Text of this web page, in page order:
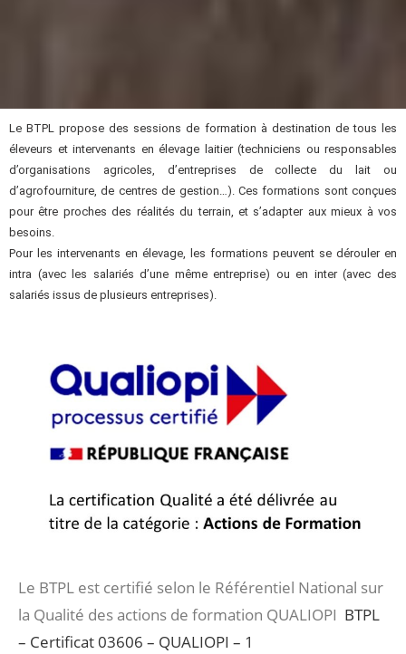
Le BTPL propose des sessions de formation à destination de tous les
éleveurs et intervenants en élevage laitier (techniciens ou responsables
d’organisations agricoles, d’entreprises de collecte du lait ou
d’agrofourniture, de centres de gestion…). Ces formations sont conçues
pour être proches des réalités du terrain, et s’adapter aux mieux à vos
besoins.
Pour les intervenants en élevage, les formations peuvent se dérouler en
intra (avec les salariés d’une même entreprise) ou en inter (avec des
salariés issus de plusieurs entreprises).
Le BTPL est certifié selon le Référentiel National sur
la Qualité des actions de formation QUALIOPI BTPL
– Certificat 03606 – QUALIOPI – 1